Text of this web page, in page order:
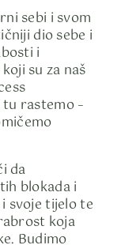
sebi i svom
dio sebe i
i
su za naš
rastemo –
da
blokada i
svoje tijelo te
koja
Budimo